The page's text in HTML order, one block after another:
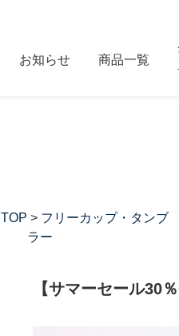
お知らせ 商品一覧
TOP > フリーカップ・タンブ
ラー
【サマーセール